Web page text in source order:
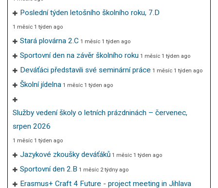
Poslední týden letošního školního roku, 7.D
1 měsíc 1 týden ago
Stará plovárna 2.C 1 měsíc 1 týden ago
Sportovní den na závěr školního roku 1 měsíc 1 týden ago
Deváťáci představili své seminární práce 1 měsíc 1 týden ago
Školní jídelna 1 měsíc 1 týden ago
Služby vedení školy o letních prázdninách – červenec,
srpen 2026
1 měsíc 1 týden ago
Jazykové zkoušky deváťáků 1 měsíc 1 týden ago
Sportovní den 2.B 1 měsíc 2 týdny ago
Erasmus+ Craft 4 Future - project meeting in Jihlava